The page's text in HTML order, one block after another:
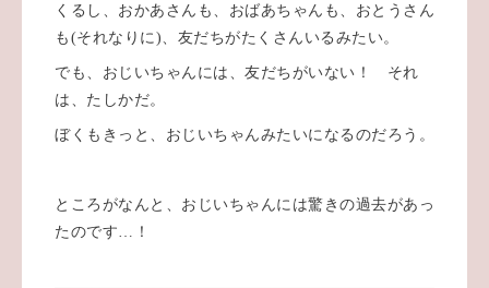
くるし、おかあさんも、おばあちゃんも、おとうさん
も(それなりに)、友だちがたくさんいるみたい。
でも、おじいちゃんには、友だちがいない！ それ
は、たしかだ。
ぼくもきっと、おじいちゃんみたいになるのだろう。
ところがなんと、おじいちゃんには驚きの過去があっ
たのです…！